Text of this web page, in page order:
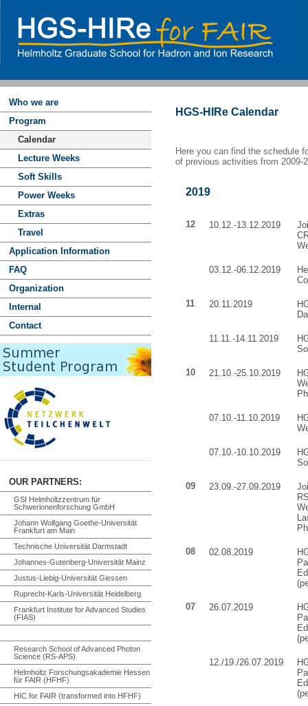
Who we are
Program
Calendar
Lecture Weeks
Soft Skills
Power Weeks
Extras
Travel
Application Information
FAQ
Organization
Internal
Contact
OUR PARTNERS:
GSI Helmholtzzentrum für
Schwerionenforschung GmbH
Johann Wolfgang Goethe-Universität
Frankfurt am Main
Technische Universität Darmstadt
Johannes-Gutenberg-Universität Mainz
Justus-Liebig-Universität Giessen
Ruprecht-Karls-Universität Heidelberg
Frankfurt Institute for Advanced Studies
(FIAS)
Research School of Advanced Photon
Science (RS-APS)
Helmholtz Forschungsakademie Hessen
für FAIR (HFHF)
HIC for FAIR (transformed into HFHF)
HGS-HIRe Calendar
Here you can find the schedule
of previous activities from 2009-
2019
12 10.12.-13.12.2019
03.12.-06.12.2019
11 20.11.2019
11.11.-14.11.2019
10 21.10.-25.10.2019
07.10.-11.10.2019
07.10.-10.10.2019
09 23.09.-27.09.2019
08 02.08.2019
07 26.07.2019
12./19./26.07.2019